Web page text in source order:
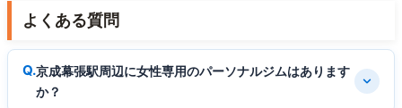
よくある質問
京成幕張駅周辺に女性専用のパーソナルジムはあります
か？